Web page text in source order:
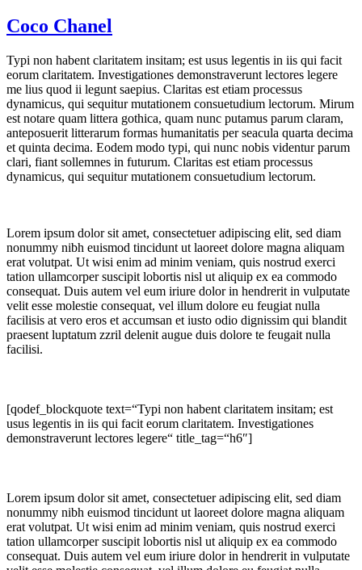
Coco Chanel
Typi non habent claritatem insitam; est usus legentis in iis qui facit
eorum claritatem. Investigationes demonstraverunt lectores legere
me lius quod ii legunt saepius. Claritas est etiam processus
dynamicus, qui sequitur mutationem consuetudium lectorum. Mirum
est notare quam littera gothica, quam nunc putamus parum claram,
anteposuerit litterarum formas humanitatis per seacula quarta decima
et quinta decima. Eodem modo typi, qui nunc nobis videntur parum
clari, fiant sollemnes in futurum. Claritas est etiam processus
dynamicus, qui sequitur mutationem consuetudium lectorum.
Lorem ipsum dolor sit amet, consectetuer adipiscing elit, sed diam
nonummy nibh euismod tincidunt ut laoreet dolore magna aliquam
erat volutpat. Ut wisi enim ad minim veniam, quis nostrud exerci
tation ullamcorper suscipit lobortis nisl ut aliquip ex ea commodo
consequat. Duis autem vel eum iriure dolor in hendrerit in vulputate
velit esse molestie consequat, vel illum dolore eu feugiat nulla
facilisis at vero eros et accumsan et iusto odio dignissim qui blandit
praesent luptatum zzril delenit augue duis dolore te feugait nulla
facilisi.
[qodef_blockquote text=“Typi non habent claritatem insitam; est
usus legentis in iis qui facit eorum claritatem. Investigationes
demonstraverunt lectores legere“ title_tag=“h6″]
Lorem ipsum dolor sit amet, consectetuer adipiscing elit, sed diam
nonummy nibh euismod tincidunt ut laoreet dolore magna aliquam
erat volutpat. Ut wisi enim ad minim veniam, quis nostrud exerci
tation ullamcorper suscipit lobortis nisl ut aliquip ex ea commodo
consequat. Duis autem vel eum iriure dolor in hendrerit in vulputate